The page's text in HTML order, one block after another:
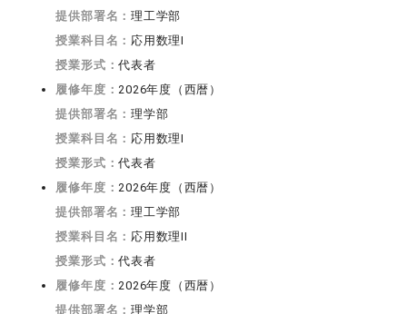
提供部署名：理工学部
授業科目名： 応用数理I
授業形式：代表者
履修年度：2026年度（西暦）
提供部署名：理学部
授業科目名： 応用数理I
授業形式：代表者
履修年度：2026年度（西暦）
提供部署名：理工学部
授業科目名： 応用数理II
授業形式：代表者
履修年度：2026年度（西暦）
提供部署名：理学部